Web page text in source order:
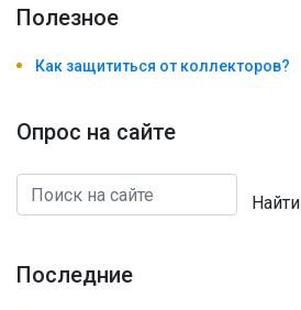
Полезноe
Как защититься от коллекторов?
Опрос на сайте
Найти
Последние